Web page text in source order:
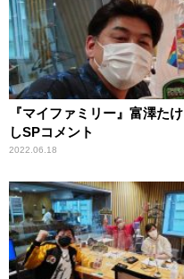
『マイファミリー』富澤たけ
しSPコメント
2022.06.18